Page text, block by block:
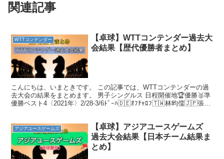
関連記事
WTTコンテンダー
【卓球】WTTコンテンダー過去大
会結果【歴代優勝者まとめ】
こんにちは、いまときです。 この記事では、WTTコンテンダーの過
去大会の結果をまとめます。 男子シングルス 日程開催地🏆優勝🥈準
優勝ベスト4〈2021年〉2/28-3/6ﾄﾞｰﾊ🇩🇪ｵﾌﾁｬﾛﾌ🇹🇼林昀儒🇯🇵張本
アジアユースゲームズ
【卓球】アジアユースゲームズ
過去大会結果【日本チーム結果ま
とめ】